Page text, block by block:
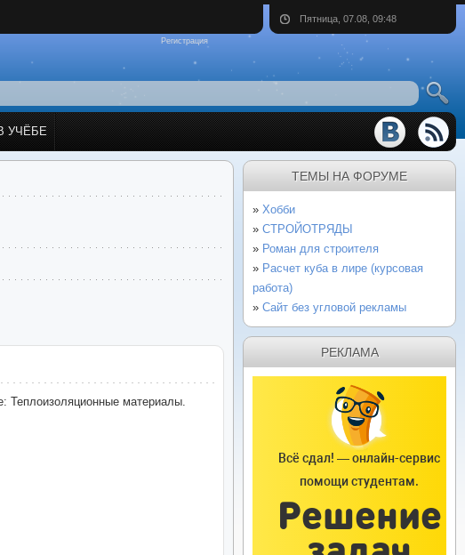
Пятница, 07.08, 09:48
Регистрация
УЧЁБЕ
Теплоизоляционные материалы.
ТЕМЫ НА ФОРУМЕ
Хобби
СТРОЙОТРЯДЫ
Роман для строителя
Расчет куба в лире (курсовая
работа)
Сайт без угловой рекламы
РЕКЛАМА